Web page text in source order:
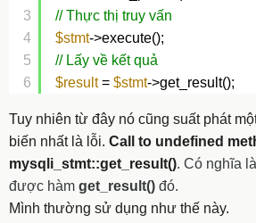
3
4
5
6
// Thực thị truy vấn
$stmt->execute();
// Lấy về kết quả
$result = $stmt->get_result();
Tuy nhiên từ đây nó cũng suất phát
biến nhất là lỗi. Call to undefined
mysqli_stmt::get_result(). Có nghĩa
được hàm get_result() đó.
Mình thường sử dụng như thế này.